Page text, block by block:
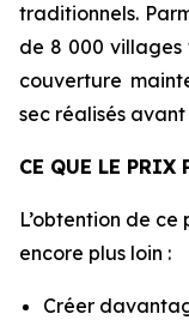
traditionnels.
de 8 000 villages
couverture
sec réalisés avant
CE QUE LE PRIX
L’obtention de ce
encore plus loin :
Créer